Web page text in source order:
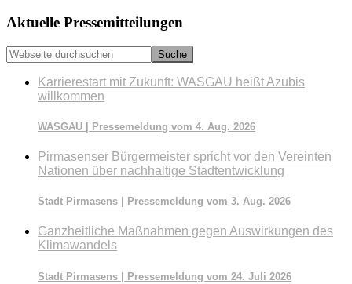
Seitenspalte
Aktuelle Pressemitteilungen
Webseite
durchsuchen
Karrierestart mit Zukunft: WASGAU heißt Azubis
willkommen
WASGAU | Pressemeldung vom 4. Aug. 2026
Pirmasenser Bürgermeister spricht vor den Vereinten
Nationen über nachhaltige Stadtentwicklung
Stadt Pirmasens | Pressemeldung vom 3. Aug. 2026
Ganzheitliche Maßnahmen gegen Auswirkungen des
Klimawandels
Stadt Pirmasens | Pressemeldung vom 24. Juli 2026